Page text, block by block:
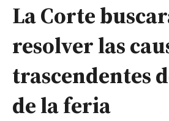
La Corte
resolver las
trascendentes
de la feria